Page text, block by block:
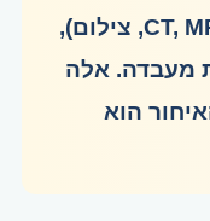
שגויה של בדיקות הדמיה (CT, MRI, צילום),
מעבדה. אלה
הוא